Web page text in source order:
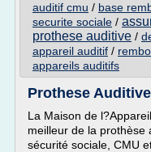
auditif cmu / base
securite sociale /
prothese auditive /
appareil auditif /
appareils auditifs
Prothese
La Maison de
meilleur de la prothèse
sécurité sociale, CMU